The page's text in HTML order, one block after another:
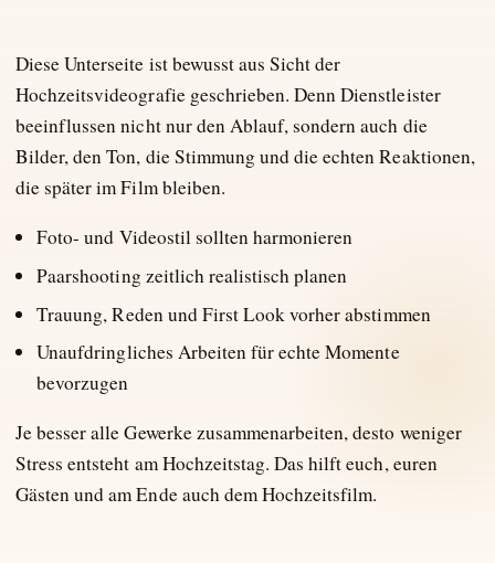
Diese Unterseite ist bewusst aus Sicht der
Hochzeitsvideografie geschrieben. Denn Dienstleister
beeinflussen nicht nur den Ablauf, sondern auch die
Bilder, den Ton, die Stimmung und die echten Reaktionen,
die später im Film bleiben.
Foto- und Videostil sollten harmonieren
Paarshooting zeitlich realistisch planen
Trauung, Reden und First Look vorher abstimmen
Unaufdringliches Arbeiten für echte Momente
bevorzugen
Je besser alle Gewerke zusammenarbeiten, desto weniger
Stress entsteht am Hochzeitstag. Das hilft euch, euren
Gästen und am Ende auch dem Hochzeitsfilm.